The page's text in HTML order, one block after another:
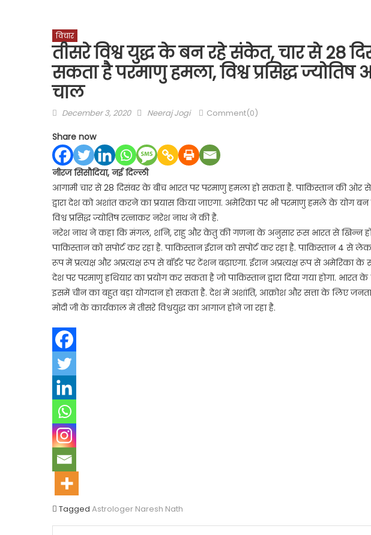
विचार
तीसरे विश्व युद्ध के बन रहे संकेत, चार से 28
सकता है परमाणु हमला, विश्व प्रसिद्ध ज्योतिष
चाल
Posted
December 3, 2020 Author
Neeraj Jogi Comment(0)
Share now
नीरज सिसौदिया, नई दिल्ली
आगामी चार से 28 दिसंबर के बीच भारत पर परमाणु हमला हो सकता है. पाकिस्तान की ओर से
द्वारा देश को अशांत करने का प्रयास किया जाएगा. अमेरिका पर भी परमाणु हमले के योग
विश्व प्रसिद्ध ज्योतिष रत्नाकर नरेश नाथ ने की है.
नरेश नाथ ने कहा कि मंगल, शनि, राहु और केतु की गणना के अनुसार रूस भारत से खिन्न हो
पाकिस्तान को सपोर्ट कर रहा है. पाकिस्तान ईरान को सपोर्ट कर रहा है. पाकिस्तान 4 से
रूप में प्रत्यक्ष और अप्रत्यक्ष रूप से बॉर्डर पर टेंशन बढ़ाएगा. ईरान अप्रत्यक्ष रूप से अमेरिका
देश पर परमाणु हथियार का प्रयोग कर सकता है जो पाकिस्तान द्वारा दिया गया होगा. भारत
इसमें चीन का बहुत बड़ा योगदान हो सकता है. देश में अशांति, आक्रोश और सत्ता के लिए जनता
मोदी जी के कार्यकाल में तीसरे विश्वयुद्ध का आगाज होने जा रहा है.
Tagged Astrologer Naresh Nath